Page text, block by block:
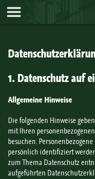
1. Datenschutz auf
Allgemeine Hinweise
Die folgenden Hinweise
mit Ihren
besuchen.
persönlich identifiziert
zum Thema Datenschutz
aufgeführten